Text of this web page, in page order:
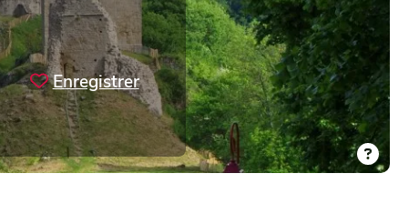
Enregistrer